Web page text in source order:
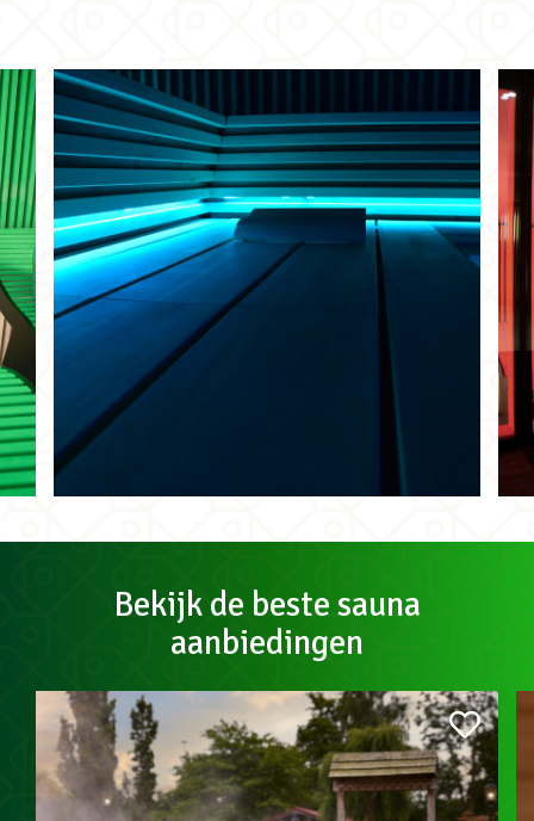
Bekijk de beste sauna
aanbiedingen